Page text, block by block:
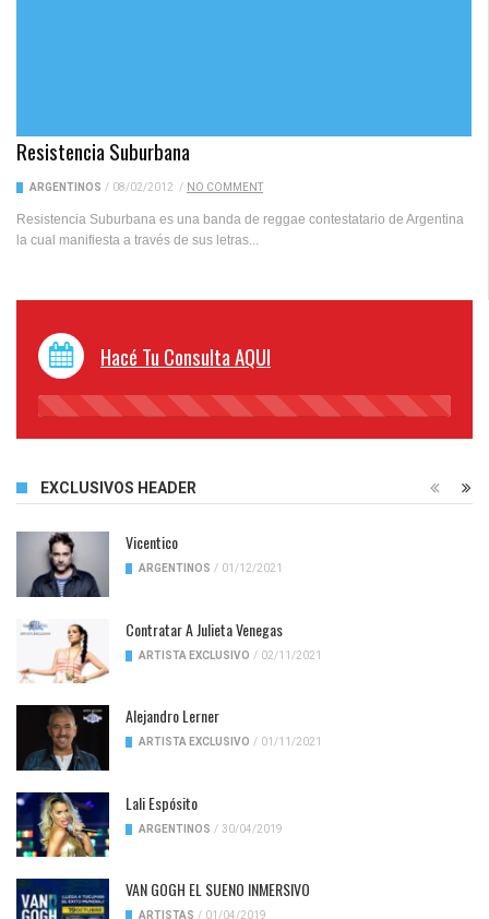
Resistencia Suburbana
ARGENTINOS / 08/02/2012 / NO COMMENT
Resistencia Suburbana es una banda de reggae contestatario de Argentina
la cual manifiesta a través de sus letras...
Hacé Tu Consulta AQUI
45%
EXCLUSIVOS HEADER
Vicentico
ARGENTINOS / 01/12/2021
Contratar A Julieta Venegas
ARTISTA EXCLUSIVO / 02/11/2021
Alejandro Lerner
ARTISTA EXCLUSIVO / 01/11/2021
Lali Espósito
ARGENTINOS / 30/04/2019
VAN GOGH EL SUENO INMERSIVO
ARTISTAS / 01/04/2019